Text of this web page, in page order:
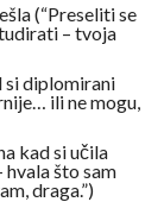
(“Preseliti se
– tvoja
si diplomirani
ili ne mogu,
kad si učila
hvala što sam
draga.”)